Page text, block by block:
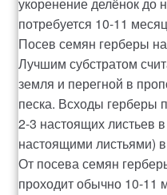
укоренение делёнок до
потребуется 10-11
Посев семян герберы
Лучшим субстратом
земля и перегной в
песка. Всходы герберы
2-3 настоящих листьев
настоящими листьями)
От посева семян
проходит обычно 10-11